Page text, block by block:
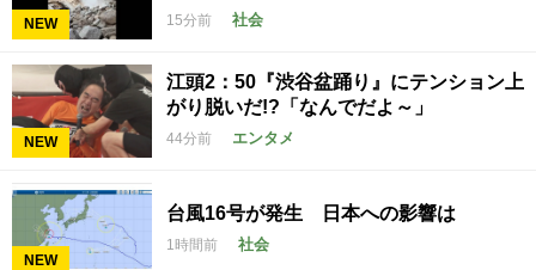
NEW 15分前 社会
NEW
江頭2：50『渋谷盆踊り』にテンション上
がり脱いだ!?「なんでだよ～」
44分前 エンタメ
NEW
台風16号が発生 日本への影響は
1時間前 社会